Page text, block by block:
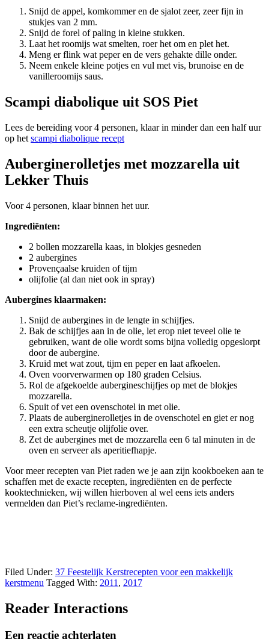
Snijd de appel, komkommer en de sjalot zeer, zeer fijn in
stukjes van 2 mm.
Snijd de forel of paling in kleine stukken.
Laat het roomijs wat smelten, roer het om en plet het.
Meng er flink wat peper en de vers gehakte dille onder.
Neem enkele kleine potjes en vul met vis, brunoise en de
vanilleroomijs saus.
Scampi diabolique uit SOS Piet
Lees de bereiding voor 4 personen, klaar in minder dan een half uur
op het scampi diabolique recept
Auberginerolletjes met mozzarella uit
Lekker Thuis
Voor 4 personen, klaar binnen het uur.
Ingrediënten:
2 bollen mozzarella kaas, in blokjes gesneden
2 aubergines
Provençaalse kruiden of tijm
olijfolie (al dan niet ook in spray)
Aubergines klaarmaken:
Snijd de aubergines in de lengte in schijfjes.
Bak de schijfjes aan in de olie, let erop niet teveel olie te
gebruiken, want de olie wordt soms bijna volledig opgeslorpt
door de aubergine.
Kruid met wat zout, tijm en peper en laat afkoelen.
Oven voorverwarmen op 180 graden Celsius.
Rol de afgekoelde aubergineschijfjes op met de blokjes
mozzarella.
Spuit of vet een ovenschotel in met olie.
Plaats de auberginerolletjes in de ovenschotel en giet er nog
een extra scheutje olijfolie over.
Zet de aubergines met de mozzarella een 6 tal minuten in de
oven en serveer als aperitiefhapje.
Voor meer recepten van Piet raden we je aan zijn kookboeken aan te
schaffen met de exacte recepten, ingrediënten en de perfecte
kooktechnieken, wij willen hierboven al wel eens iets anders
vermelden dan Piet’s reclame-ingrediënten.
Filed Under: 37 Feestelijk Kerstrecepten voor een makkelijk
kerstmenu Tagged With: 2011 , 2017
Reader Interactions
Een reactie achterlaten